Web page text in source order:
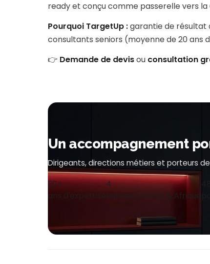
ready et conçu comme passerelle vers la
Pourquoi TargetUp :garantie de résultat
consultants seniors (moyenne de 20 ans
👉 Demande de devisou consultation
Un accompagnement
Dirigeants, directions métiers et porteurs
20+
ans d'expertise
4
bureaux Maroc & Afrique